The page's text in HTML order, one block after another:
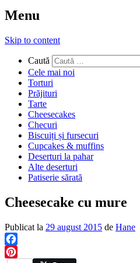
Menu
Skip to content
Caută
Cele mai noi
Torturi
Prăjituri
Tarte
Cheesecakes
Checuri
Biscuiți și fursecuri
Cupcakes & muffins
Deserturi la pahar
Alte deserturi
Patiserie sărată
Cheesecake cu mure
Publicat la 29 august 2015 de Hane
Facebook